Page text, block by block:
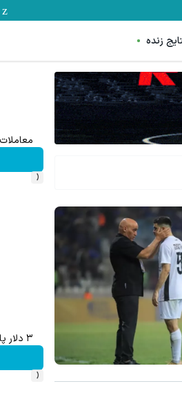
زنده
‹
بالا رفتن ارزش سهام گوگل سود کسب کنی؟
ثبت نام کنید
۱ میلیارد اعتبار خرید طلا | بدون ضامن و چک
‹